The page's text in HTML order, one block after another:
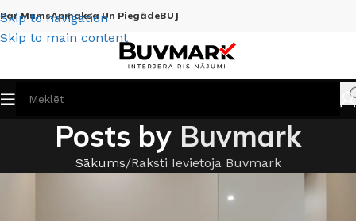
Skip to navigation
Skip to main content
Par MumsApmaksa Un PiegādeBUJ
Posts by Buvmark
Sākums Raksti Ievietoja Buvmark